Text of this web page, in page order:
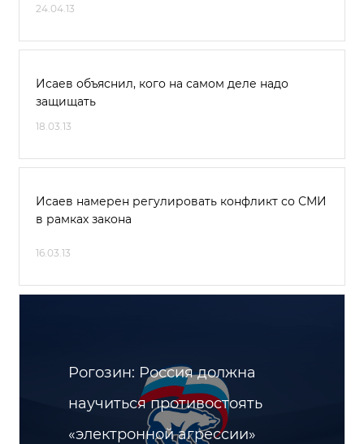
24.04.13
Исаев объяснил, кого на самом деле надо
защищать
18.03.13
Исаев намерен регулировать конфликт со СМИ
в рамках закона
16.03.13
Рогозин: Россия должна
научиться противостоять
«электронной агрессии»